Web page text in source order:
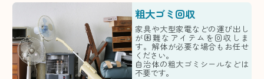
粗大ゴミ回収
家具や大型家電などの運び出し
が困難なアイテムを回収しま
す。解体が必要な場合もお任せ
ください。
自治体の粗大ゴミシールなどは
不要です。